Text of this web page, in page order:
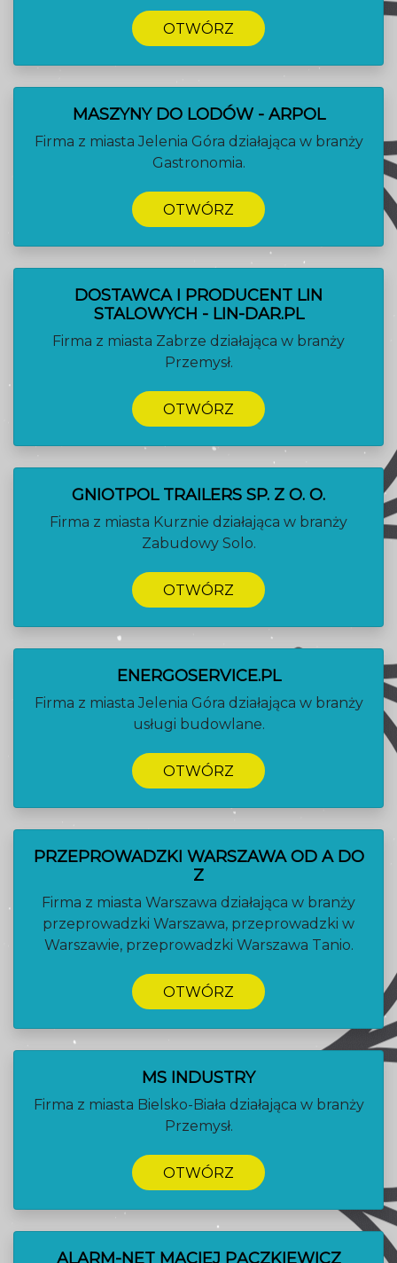
OTWÓRZ
MASZYNY DO LODÓW - ARPOL
Firma z miasta Jelenia Góra działająca w branży
Gastronomia.
OTWÓRZ
DOSTAWCA I PRODUCENT LIN
STALOWYCH - LIN-DAR.PL
Firma z miasta Zabrze działająca w branży
Przemysł.
OTWÓRZ
GNIOTPOL TRAILERS SP. Z O. O.
Firma z miasta Kurznie działająca w branży
Zabudowy Solo.
OTWÓRZ
ENERGOSERVICE.PL
Firma z miasta Jelenia Góra działająca w branży
usługi budowlane.
OTWÓRZ
PRZEPROWADZKI WARSZAWA OD A DO
Z
Firma z miasta Warszawa działająca w branży
przeprowadzki Warszawa, przeprowadzki w
Warszawie, przeprowadzki Warszawa Tanio.
OTWÓRZ
MS INDUSTRY
Firma z miasta Bielsko-Biała działająca w branży
Przemysł.
OTWÓRZ
ALARM-NET MACIEJ PĄCZKIEWICZ